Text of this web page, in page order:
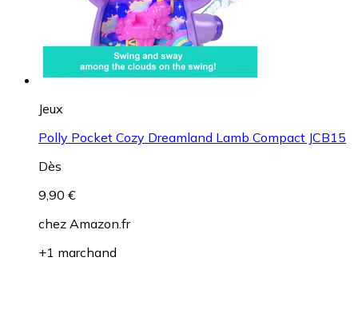
Jeux
Polly Pocket Cozy Dreamland Lamb Compact JCB15
Dès
9,90 €
chez Amazon.fr
+1 marchand